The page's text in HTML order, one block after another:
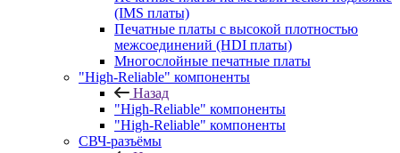
(IMS платы)
Печатные платы с высокой плотностью
межсоединений (HDI платы)
Многослойные печатные платы
"High-Reliable" компоненты
Назад
"High-Reliable" компоненты
"High-Reliable" компоненты
СВЧ-разъёмы